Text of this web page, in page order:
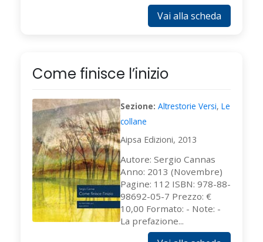
Vai alla scheda
Come finisce l’inizio
Sezione: Altrestorie Versi, Le
collane
Aipsa Edizioni, 2013
Autore: Sergio Cannas
Anno: 2013 (Novembre)
Pagine: 112 ISBN: 978-88-
98692-05-7 Prezzo: €
10,00 Formato: - Note: -
La prefazione...